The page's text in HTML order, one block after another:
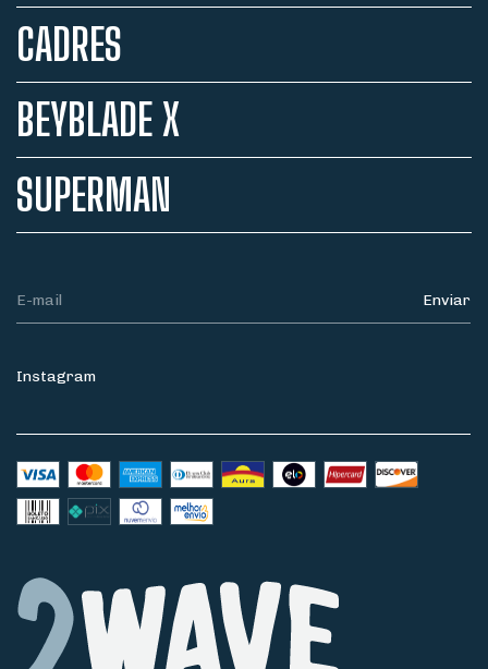
CADRES
BEYBLADE X
SUPERMAN
Instagram